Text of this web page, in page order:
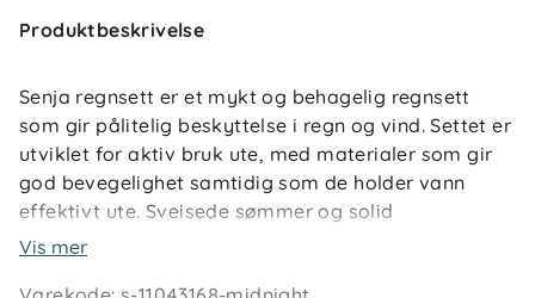
Produktbeskrivelse
Senja regnsett er et mykt og behagelig regnsett
som gir pålitelig beskyttelse i regn og vind. Settet er
utviklet for aktiv bruk ute, med materialer som gir
god bevegelighet samtidig som de holder vann
effektivt ute. Sveisede sømmer og solid
konstruksjon gjør at barnet kan leke videre, også
Vis mer